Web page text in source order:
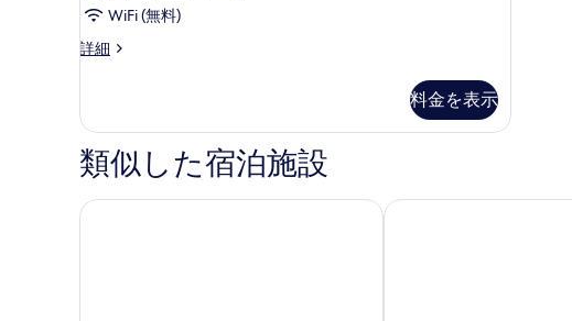
ト
す
べ
て
の
WiFi (無料)
詳細
ス
ス
イ
ー
ト
の
料金を表示
類似した宿泊施設
コンフォート ホテル エクスプレス ストックホルム セントラル
コートヤード・バイ・